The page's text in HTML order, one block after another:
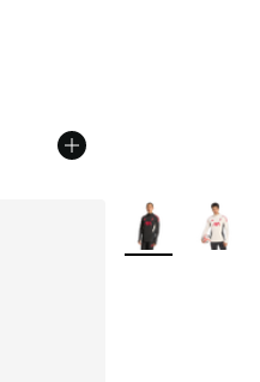
Plus de couleurs